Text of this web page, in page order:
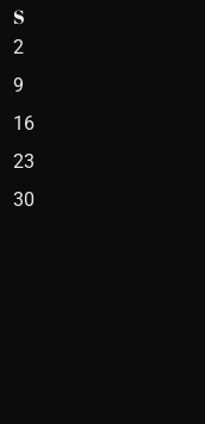
S
2
9
16
23
30